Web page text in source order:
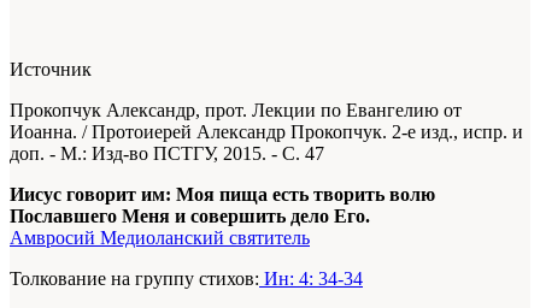
Источник
Прокопчук Александр, прот. Лекции по Евангелию от
Иоанна. / Протоиерей Александр Прокопчук. 2-е изд., испр. и
доп. - М.: Изд-во ПСТГУ, 2015. - С. 47
Иисус говорит им: Моя пища есть творить волю
Пославшего Меня и совершить дело Его.
Амвросий Медиоланский святитель
Толкование на группу стихов: Ин: 4: 34-34